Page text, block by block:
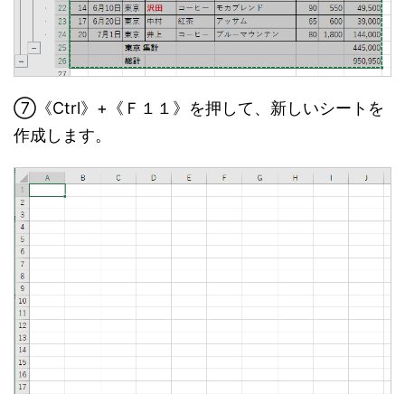
⑦《Ctrl》+《Ｆ１１》を押して、新しいシートを
作成します。